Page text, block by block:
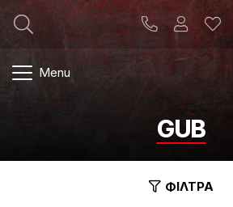
Menu
GUB
ΦΙΛΤΡΑ